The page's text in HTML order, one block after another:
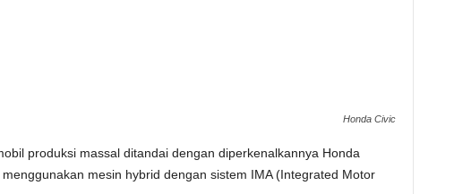
Honda Civic
produksi massal ditandai dengan diperkenalkannya Honda
mesin hybrid dengan sistem IMA (Integrated Motor